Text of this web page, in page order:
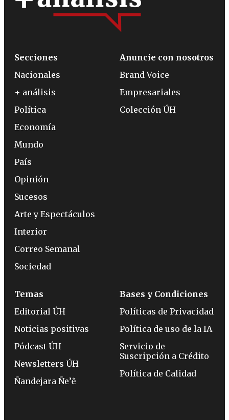
Secciones
Nacionales
+ análisis
Política
Economía
Mundo
País
Opinión
Sucesos
Arte y Espectáculos
Interior
Correo Semanal
Sociedad
Anuncie con nosotros
Brand Voice
Empresariales
Colección ÚH
Temas
Editorial ÚH
Noticias positivas
Pódcast ÚH
Newsletters ÚH
Ñandejara Ñe’ẽ
Bases y Condiciones
Políticas de Privacidad
Política de uso de la IA
Servicio de
Suscripción a Crédito
Política de Calidad